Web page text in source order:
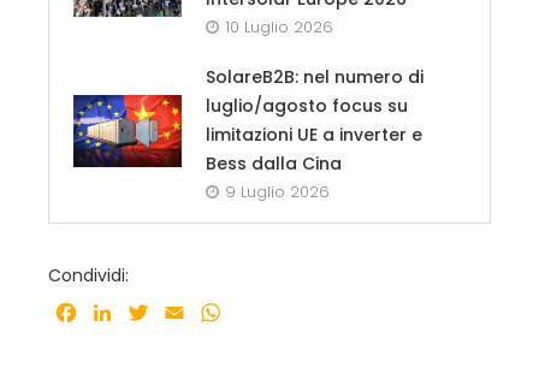
10 Luglio 2026
SolareB2B: nel numero di
luglio/agosto focus su
limitazioni UE a inverter e
Bess dalla Cina
9 Luglio 2026
Condividi:
Facebook
LinkedInTwitter
Email